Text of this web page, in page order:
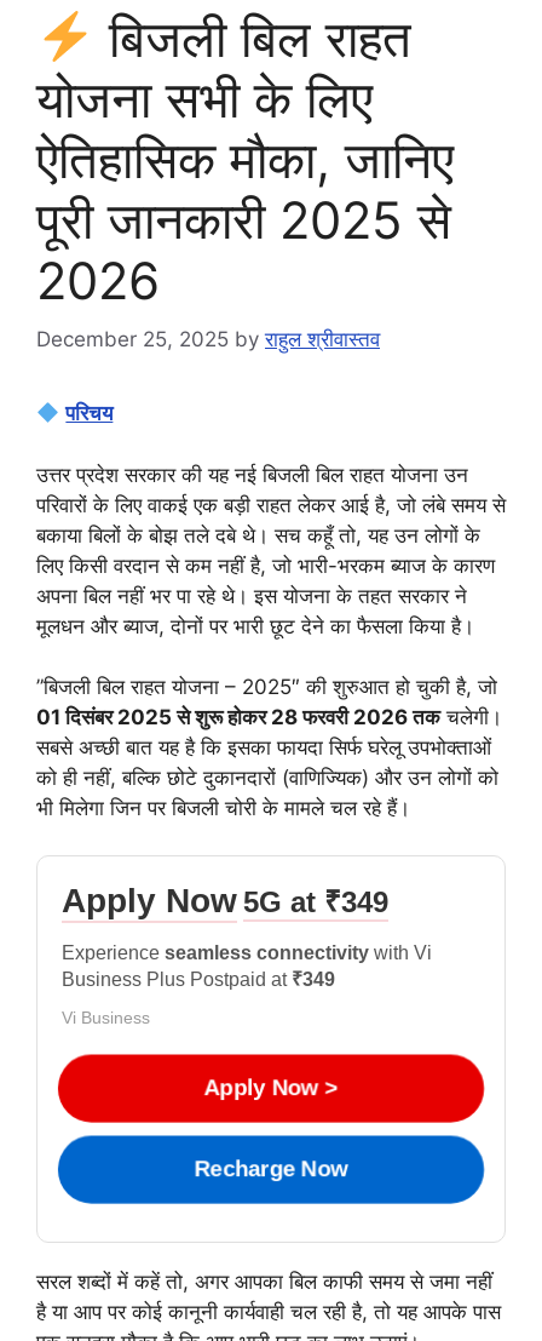
बिजली बिल राहत
योजना सभी के लिए
ऐतिहासिक मौका, जानिए
पूरी जानकारी 2025 से
2026
December 25, 2025 byराहुल श्रीवास्तव
परिचय
उत्तर प्रदेश सरकार की यह नई बिजली बिल राहत योजना उन
परिवारों के लिए वाकई एक बड़ी राहत लेकर आई है, जो लंबे समय से
बकाया बिलों के बोझ तले दबे थे। सच कहूँ तो, यह उन लोगों के
लिए किसी वरदान से कम नहीं है, जो भारी-भरकम ब्याज के कारण
अपना बिल नहीं भर पा रहे थे। इस योजना के तहत सरकार ने
मूलधन और ब्याज, दोनों पर भारी छूट देने का फैसला किया है।
​”बिजली बिल राहत योजना – 2025″ की शुरुआत हो चुकी है, जो
01 दिसंबर 2025 से शुरू होकर 28 फरवरी 2026 तकचलेगी।
सबसे अच्छी बात यह है कि इसका फायदा सिर्फ घरेलू उपभोक्ताओं
को ही नहीं, बल्कि छोटे दुकानदारों (वाणिज्यिक) और उन लोगों को
भी मिलेगा जिन पर बिजली चोरी के मामले चल रहे हैं।
Apply Now5G at ₹349
Experience seamless connectivity with Vi
Business Plus Postpaid at ₹349
Vi Business
Apply Now >
Recharge Now
सरल शब्दों में कहें तो, अगर आपका बिल काफी समय से जमा नहीं
है या आप पर कोई कानूनी कार्यवाही चल रही है, तो यह आपके पास